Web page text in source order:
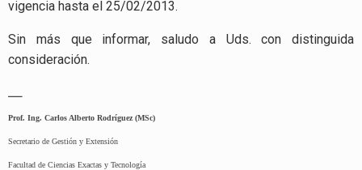
vigencia hasta el 25/02/2013.
Sin más que informar, saludo a Uds. con distinguida
consideración.
—
Prof. Ing. Carlos Alberto Rodríguez (MSc)
Secretario de Gestión y Extensión
Facultad de Ciencias Exactas y Tecnología